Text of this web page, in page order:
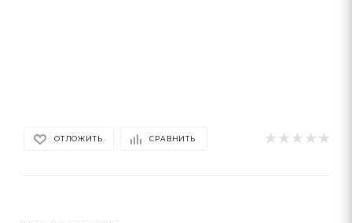
ОТЛОЖИТЬ СРАВНИТЬ